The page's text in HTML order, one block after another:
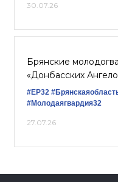
30.07.26
Брянские
«Донбасских
#ЕР32
#Молодаягвардия32
27.07.26